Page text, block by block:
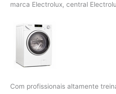
marca Electrolux, central
Com profissionais altamente